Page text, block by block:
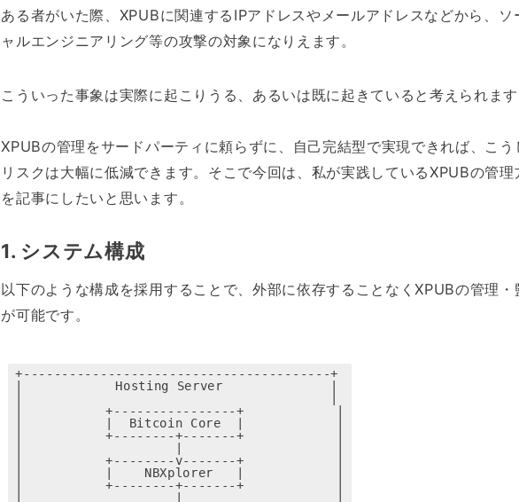
ある者がいた際、XPUBに関連するIPアドレスやメールアドレスなどから、ソ
ャルエンジニアリング等の攻撃の対象になりえます。
こういった事象は実際に起こりうる、あるいは既に起きていると考えられま
XPUBの管理をサードパーティに頼らずに、自己完結型で実現できれば、こう
リスクは大幅に低減できます。そこで今回は、私が実践しているXPUBの管理
を記事にしたいと思います。
1. システム構成
以下のような構成を採用することで、外部に依存することなくXPUBの管理・
が可能です。
+----------------------------------------+
|            Hosting Server              |
|    　　　　+----------------+            |
|    　　　　|  Bitcoin Core  |            |
|    　　　　+--------+-------+            |
|    　　　　+--------v-------+            |
|    　　　　|    NBXplorer   |            |
|    　　　　+--------+-------+            |